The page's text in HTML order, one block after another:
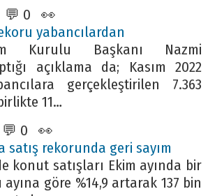
💬 0 👀
yabancılardan
Kurulu Başkanı Nazmi
açıklama da; Kasım 2022
gerçekleştirilen 7.363
11…
💬 0 👀
satış rekorunda geri sayım
konut satışları Ekim ayında bir
ayına göre %14,9 artarak 137 bin